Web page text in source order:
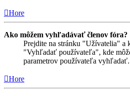
Hore
Ako môžem vyhľadávať členov fóra?
Prejdite na stránku "Užívatelia" a
"Vyhľadať používateľa", kde
parametrov používateľa vyhľadať.
Hore